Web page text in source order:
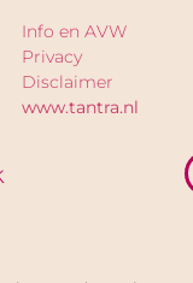
Info en AVW
Privacy
Disclaimer
www.tantra.nl